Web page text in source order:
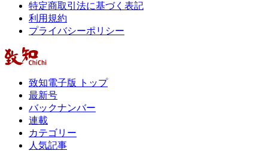
特定商取引法に基づく表記
利用規約
プライバシーポリシー
致知電子版 トップ
最新号
バックナンバー
連載
カテゴリー
人気記事